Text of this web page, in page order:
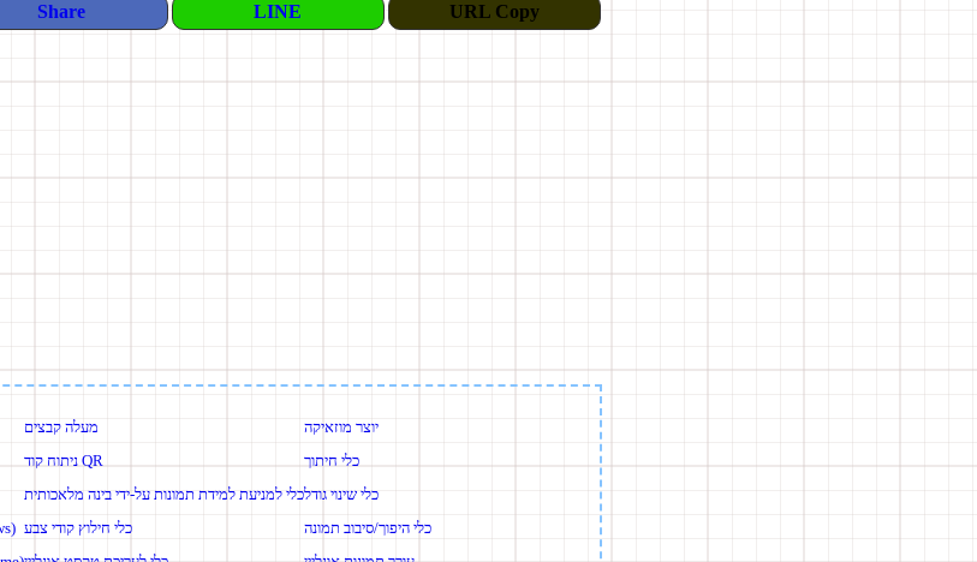
Share LINE URL Copy
מעלה קבצים
ניתוח קוד QR
כלי למניעת למידת תמונות על-ידי בינה מלאכותית
כלי חילוץ קודי צבע
יוצר מוזאיקה
כלי חיתוך
כלי שינוי גודל
כלי היפוך/סיבוב תמונה